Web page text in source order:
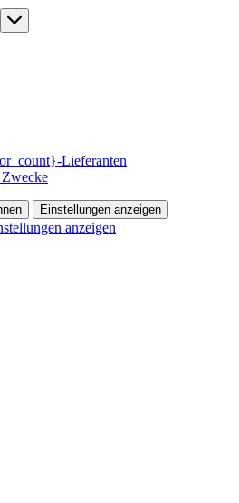
Lieferanten
Zwecke
Einstellungen anzeigen
anzeigen